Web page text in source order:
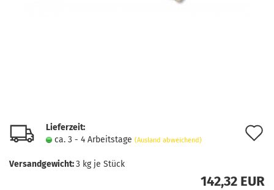
Lieferzeit:
ca. 3 - 4 Arbeitstage (Ausland abweichend)
Versandgewicht:3 kg je Stück
142,32 EUR